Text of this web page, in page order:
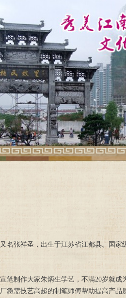
名张祥圣，出生于江苏省江都县。国
制作大家朱炳生学艺，不满20岁就成
急需技艺高超的制笔师傅帮助提高产